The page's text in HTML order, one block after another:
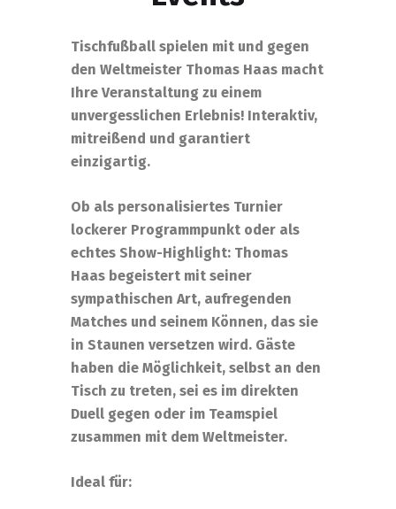
Tischfußball spielen mit und gegen
den Weltmeister Thomas Haas macht
Ihre Veranstaltung zu einem
unvergesslichen Erlebnis! Interaktiv,
mitreißend und garantiert
einzigartig.
Ob als personalisiertes Turnier
lockerer Programmpunkt oder als
echtes Show-Highlight: Thomas
Haas begeistert mit seiner
sympathischen Art, aufregenden
Matches und seinem Können, das sie
in Staunen versetzen wird. Gäste
haben die Möglichkeit, selbst an den
Tisch zu treten, sei es im direkten
Duell gegen oder im Teamspiel
zusammen mit dem Weltmeister.
Ideal für: